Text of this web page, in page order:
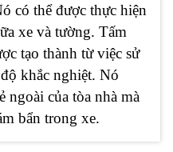
có thể được thực hiện
xe và tường. Tấm
tạo thành từ việc sử
khắc nghiệt. Nó
ngoài của tòa nhà mà
bẩn trong xe.